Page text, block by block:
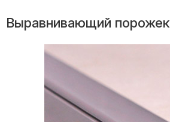
Выравнивающий порожек